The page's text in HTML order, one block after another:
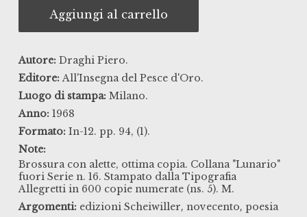
Aggiungi al carrello
Autore: Draghi Piero.
Editore: All'Insegna del Pesce d'Oro.
Luogo di stampa: Milano.
Anno: 1968
Formato: In-12. pp. 94, (1).
Note:
Brossura con alette, ottima copia. Collana "Lunario"
fuori Serie n. 16. Stampato dalla Tipografia
Allegretti in 600 copie numerate (ns. 5). M.
Argomenti: edizioni Scheiwiller, novecento, poesia